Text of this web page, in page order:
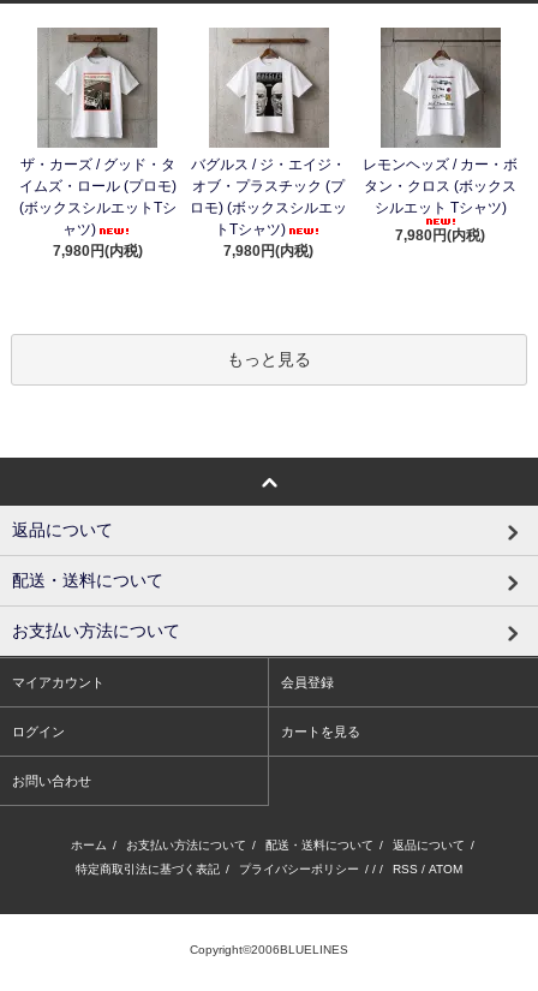
ザ・カーズ / グッド・タ
イムズ・ロール (プロモ)
(ボックスシルエットTシ
ャツ)
7,980円(内税)
バグルス / ジ・エイジ・
オブ・プラスチック (プ
ロモ) (ボックスシルエッ
トTシャツ)
7,980円(内税)
レモンヘッズ / カー・ボ
タン・クロス (ボックス
シルエット Tシャツ)
7,980円(内税)
もっと見る
返品について
配送・送料について
お支払い方法について
マイアカウント 会員登録
ログイン カートを見る
お問い合わせ
ホーム / お支払い方法について / 配送・送料について / 返品について /
特定商取引法に基づく表記 / プライバシーポリシー / / / RSS / ATOM
Copyright©2006BLUELINES